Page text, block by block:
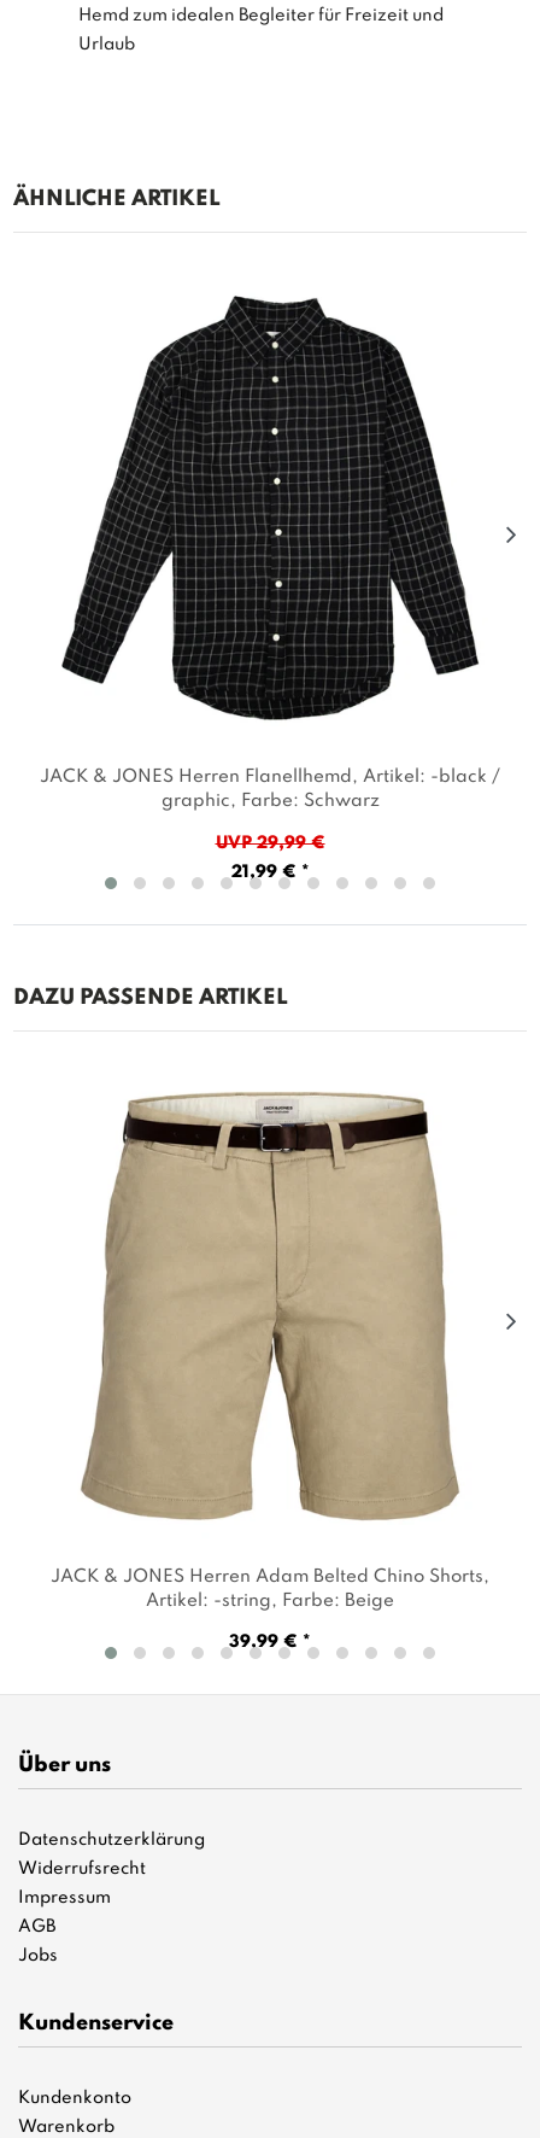
Hemd zum idealen Begleiter für Freizeit und
Urlaub
ÄHNLICHE ARTIKEL
JACK & JONES Herren Flanellhemd , Artikel: -black /
graphic, Farbe: Schwarz
UVP 29,99 €
21,99 € *
DAZU PASSENDE ARTIKEL
JACK & JONES Herren Adam Belted Chino Shorts ,
Artikel: -string , Farbe: Beige
39,99 € *
Über uns
Datenschutzerklärung
Widerrufsrecht
Impressum
AGB
Jobs
Kundenservice
Kundenkonto
Warenkorb